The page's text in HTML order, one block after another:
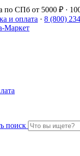
по СПб от 5000 ₽ ·
и оплата · 8 (800)